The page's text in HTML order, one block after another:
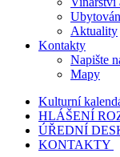
Aktuality
Kontakty
Napište
Mapy
Kulturní
HLÁŠENÍ
ÚŘEDNÍ
KONTAKTY